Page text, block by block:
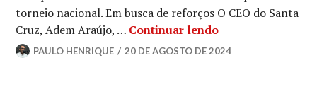
torneio nacional. Em busca de reforços O CEO do Santa
Cruz, Adem Araújo, … Continuar lendo
PAULO HENRIQUE 20 DE AGOSTO DE 2024